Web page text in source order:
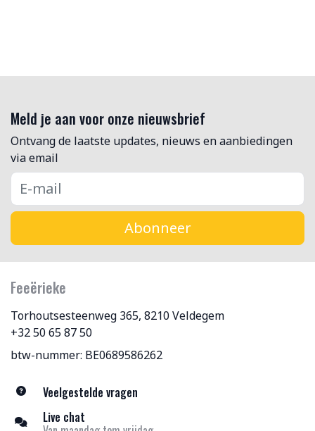
Meld je aan voor onze nieuwsbrief
Ontvang de laatste updates, nieuws en aanbiedingen
via email
Abonneer
Feeërieke
Torhoutsesteenweg 365, 8210 Veldegem
+32 50 65 87 50
btw-nummer: BE0689586262
Veelgestelde vragen
Live chat